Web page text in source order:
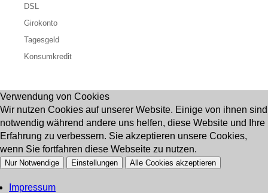
DSL
Girokonto
Tagesgeld
Konsumkredit
Verwendung von Cookies
Wir nutzen Cookies auf unserer Website. Einige von ihnen sind
notwendig während andere uns helfen, diese Website und Ihre
Erfahrung zu verbessern. Sie akzeptieren unsere Cookies,
wenn Sie fortfahren diese Webseite zu nutzen.
Nur Notwendige Einstellungen Alle Cookies akzeptieren
Impressum